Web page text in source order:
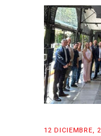
12 DICIEMBRE,